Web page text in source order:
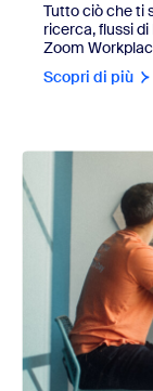
Tutto ciò che ti
ricerca, flussi
Zoom
Scopri di più